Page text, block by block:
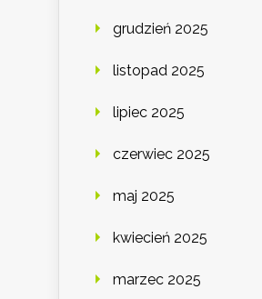
grudzień 2025
listopad 2025
lipiec 2025
czerwiec 2025
maj 2025
kwiecień 2025
marzec 2025